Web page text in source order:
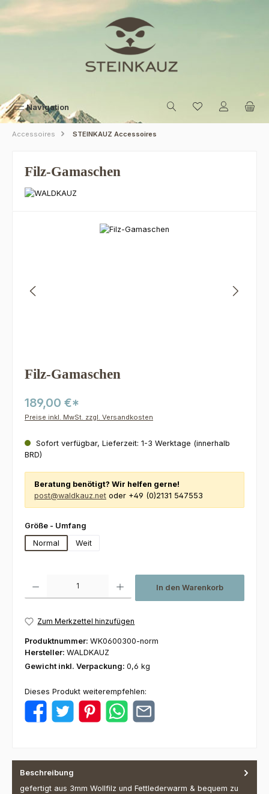
Zum Hauptinhalt springen
Navigation
Accessoires STEINKAUZ Accessoires
Filz-Gamaschen
Bildergalerie überspringen
Filz-Gamaschen
189,00 €*
Preise inkl. MwSt. zzgl. Versandkosten
Sofort verfügbar, Lieferzeit: 1-3 Werktage (innerhalb
BRD)
Beratung benötigt? Wir helfen gerne!
post@waldkauz.net oder +49 (0)2131 547553
Größe - Umfang
Normal
Weit
In den Warenkorb
Zum Merkzettel hinzufügen
Produktnummer: WK0600300-norm
Hersteller: WALDKAUZ
Gewicht inkl. Verpackung: 0,6 kg
Dieses Produkt weiterempfehlen:
Beschreibung
gefertigt aus 3mm Wollfilz und Fettlederwarm & bequem zu